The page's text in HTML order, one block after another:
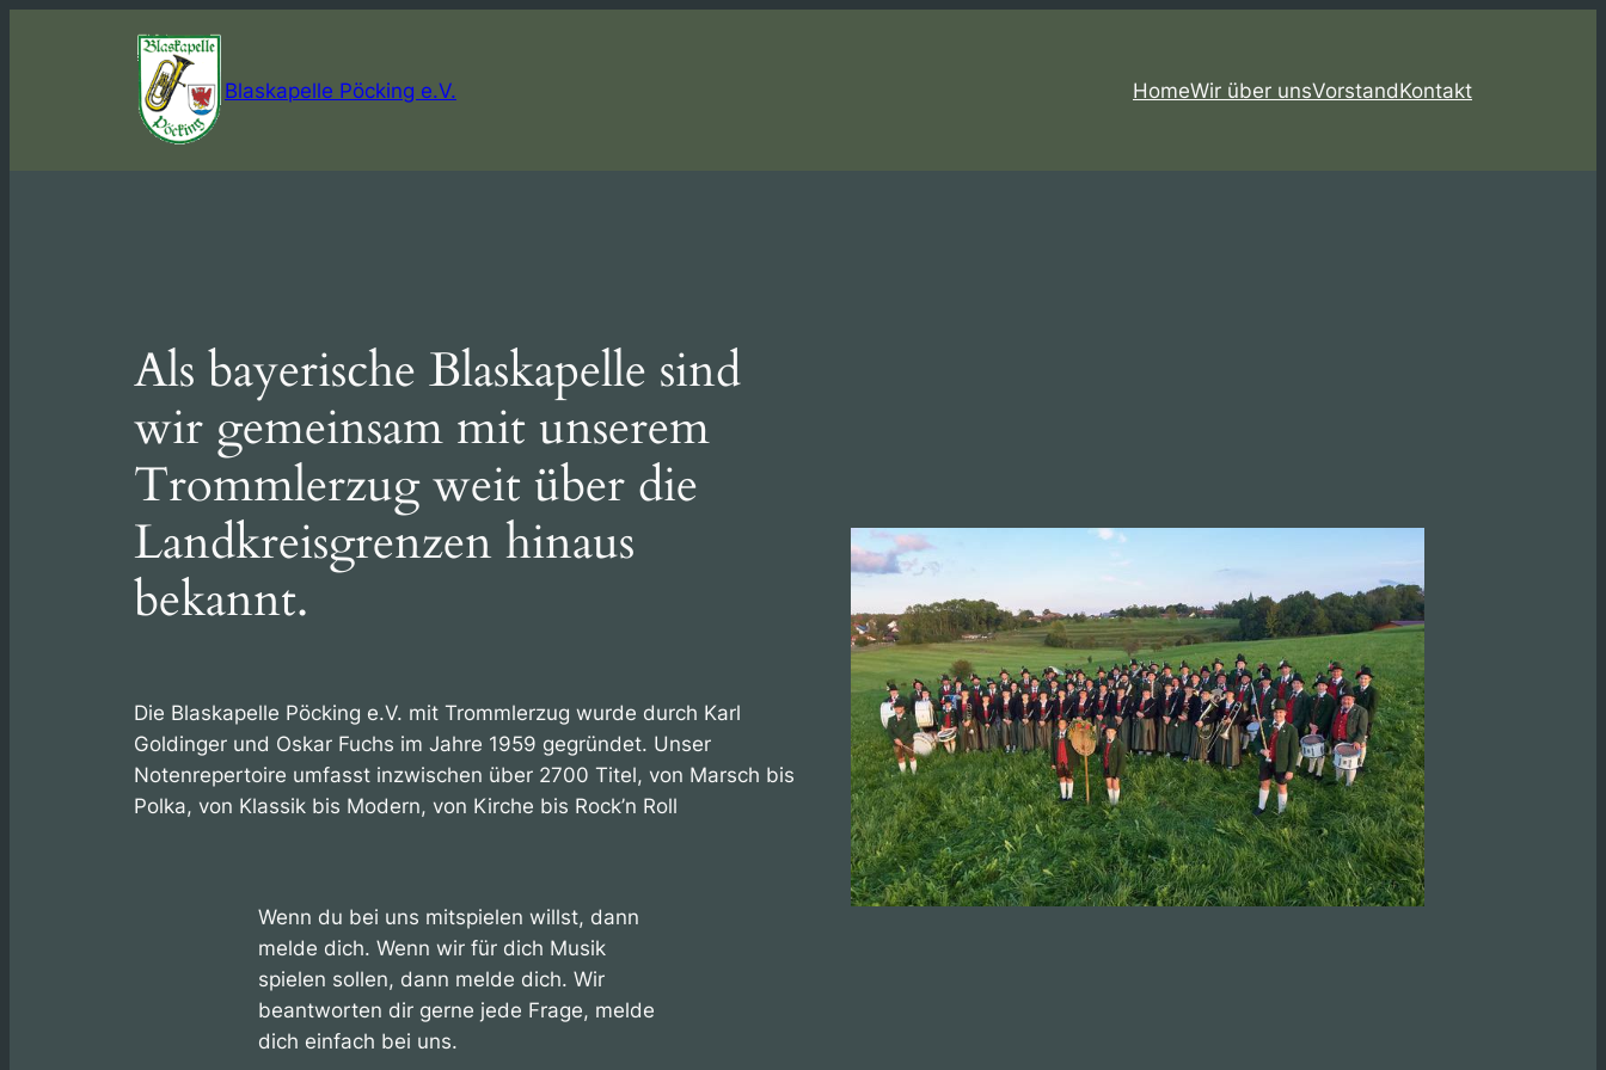
Blaskapelle Pöcking e.V. HomeWir über unsVorstandKontakt
Als bayerische Blaskapelle sind
wir gemeinsam mit unserem
Trommlerzug weit über die
Landkreisgrenzen hinaus
bekannt.
Die Blaskapelle Pöcking e.V. mit Trommlerzug wurde durch Karl
Goldinger und Oskar Fuchs im Jahre 1959 gegründet. Unser
Notenrepertoire umfasst inzwischen über 2700 Titel, von Marsch bis
Polka, von Klassik bis Modern, von Kirche bis Rock’n Roll
Wenn du bei uns mitspielen willst, dann
melde dich. Wenn wir für dich Musik
spielen sollen, dann melde dich. Wir
beantworten dir gerne jede Frage, melde
dich einfach bei uns.